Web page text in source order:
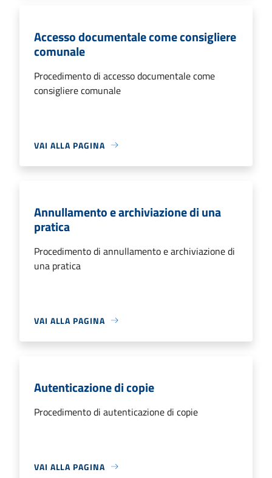
Accesso documentale come consigliere
comunale
Procedimento di accesso documentale come
consigliere comunale
VAI ALLA PAGINA
Annullamento e archiviazione di una
pratica
Procedimento di annullamento e archiviazione di
una pratica
VAI ALLA PAGINA
Autenticazione di copie
Procedimento di autenticazione di copie
VAI ALLA PAGINA